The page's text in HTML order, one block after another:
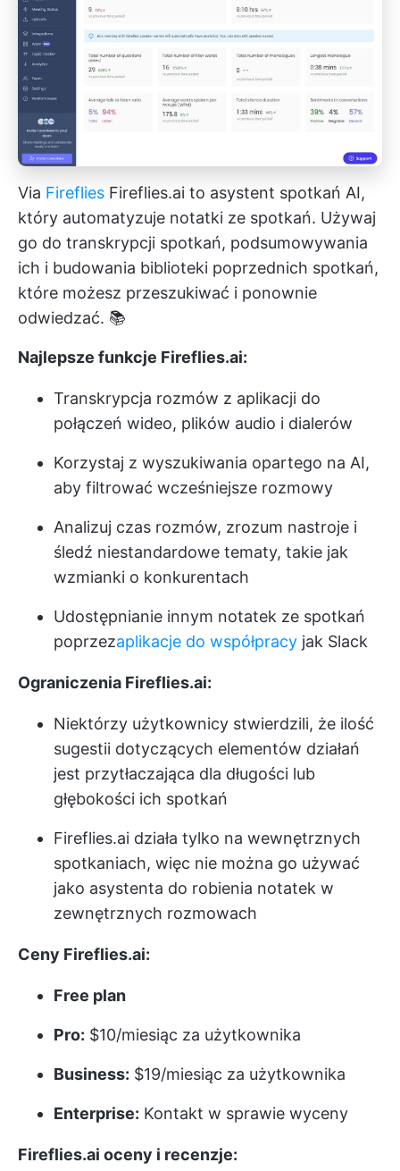
Via Fireflies Fireflies.ai to asystent spotkań AI,
który automatyzuje notatki ze spotkań. Używaj
go do transkrypcji spotkań, podsumowywania
ich i budowania biblioteki poprzednich spotkań,
które możesz przeszukiwać i ponownie
odwiedzać. 📚
Najlepsze funkcje Fireflies.ai:
Transkrypcja rozmów z aplikacji do
połączeń wideo, plików audio i dialerów
Korzystaj z wyszukiwania opartego na AI,
aby filtrować wcześniejsze rozmowy
Analizuj czas rozmów, zrozum nastroje i
śledź niestandardowe tematy, takie jak
wzmianki o konkurentach
Udostępnianie innym notatek ze spotkań
poprzezaplikacje do współpracy jak Slack
Ograniczenia Fireflies.ai:
Niektórzy użytkownicy stwierdzili, że ilość
sugestii dotyczących elementów działań
jest przytłaczająca dla długości lub
głębokości ich spotkań
Fireflies.ai działa tylko na wewnętrznych
spotkaniach, więc nie można go używać
jako asystenta do robienia notatek w
zewnętrznych rozmowach
Ceny Fireflies.ai:
Free plan
Pro: $10/miesiąc za użytkownika
Business: $19/miesiąc za użytkownika
Enterprise: Kontakt w sprawie wyceny
Fireflies.ai oceny i recenzje: